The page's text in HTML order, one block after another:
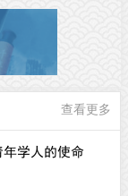
查看更多
学人的使命